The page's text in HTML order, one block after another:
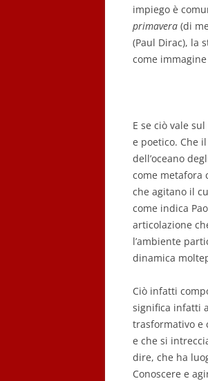
impiego è
primavera (di
(Paul Dirac), la
come immagine
E se ciò vale
e poetico. Che
dell’oceano
come metafora
che agitano il
come indica
articolazione
l’ambiente
dinamica
Ciò infatti
significa infatti
trasformativo e
e che si
dire, che ha
Conoscere e